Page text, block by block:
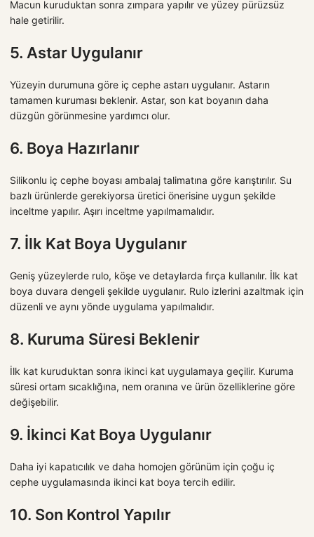
Macun kuruduktan sonra zımpara yapılır ve yüzey pürüzsüz
hale getirilir.
5. Astar Uygulanır
Yüzeyin durumuna göre iç cephe astarı uygulanır. Astarın
tamamen kuruması beklenir. Astar, son kat boyanın daha
düzgün görünmesine yardımcı olur.
6. Boya Hazırlanır
Silikonlu iç cephe boyası ambalaj talimatına göre karıştırılır. Su
bazlı ürünlerde gerekiyorsa üretici önerisine uygun şekilde
inceltme yapılır. Aşırı inceltme yapılmamalıdır.
7. İlk Kat Boya Uygulanır
Geniş yüzeylerde rulo, köşe ve detaylarda fırça kullanılır. İlk kat
boya duvara dengeli şekilde uygulanır. Rulo izlerini azaltmak için
düzenli ve aynı yönde uygulama yapılmalıdır.
8. Kuruma Süresi Beklenir
İlk kat kuruduktan sonra ikinci kat uygulamaya geçilir. Kuruma
süresi ortam sıcaklığına, nem oranına ve ürün özelliklerine göre
değişebilir.
9. İkinci Kat Boya Uygulanır
Daha iyi kapatıcılık ve daha homojen görünüm için çoğu iç
cephe uygulamasında ikinci kat boya tercih edilir.
10. Son Kontrol Yapılır